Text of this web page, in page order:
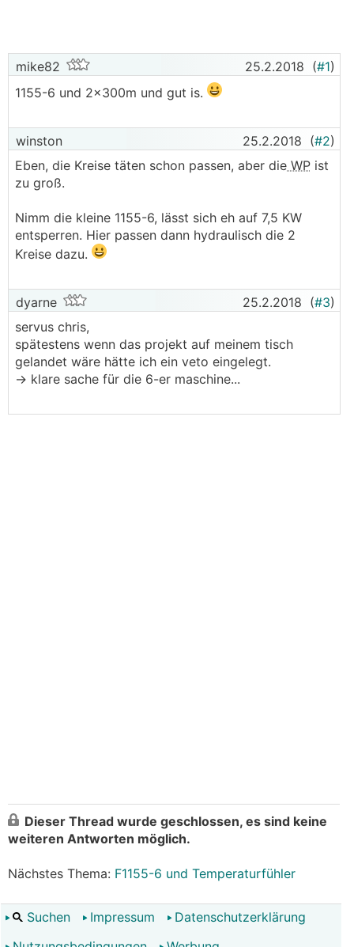
mike82 25.2.2018 (#1)
1155-6 und 2x300m und gut is.
winston 25.2.2018 (#2)
Eben, die Kreise täten schon passen, aber die WP ist
zu groß.
Nimm die kleine 1155-6, lässt sich eh auf 7,5 KW
entsperren. Hier passen dann hydraulisch die 2
Kreise dazu.
dyarne 25.2.2018 (#3)
servus chris,
spätestens wenn das projekt auf meinem tisch
gelandet wäre hätte ich ein veto eingelegt.
-> klare sache für die 6-er maschine...
Dieser Thread wurde geschlossen, es sind keine
weiteren Antworten möglich.
Nächstes Thema: F1155-6 und Temperaturfühler
Suchen Impressum
Datenschutzerklärung